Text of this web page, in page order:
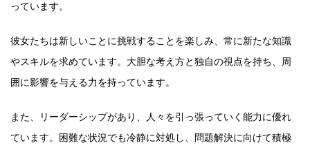
っています。
彼女たちは新しいことに挑戦することを楽しみ、常に新たな知識
やスキルを求めています。大胆な考え方と独自の視点を持ち、周
囲に影響を与える力を持っています。
また、リーダーシップがあり、人々を引っ張っていく能力に優れ
ています。困難な状況でも冷静に対処し、問題解決に向けて積極